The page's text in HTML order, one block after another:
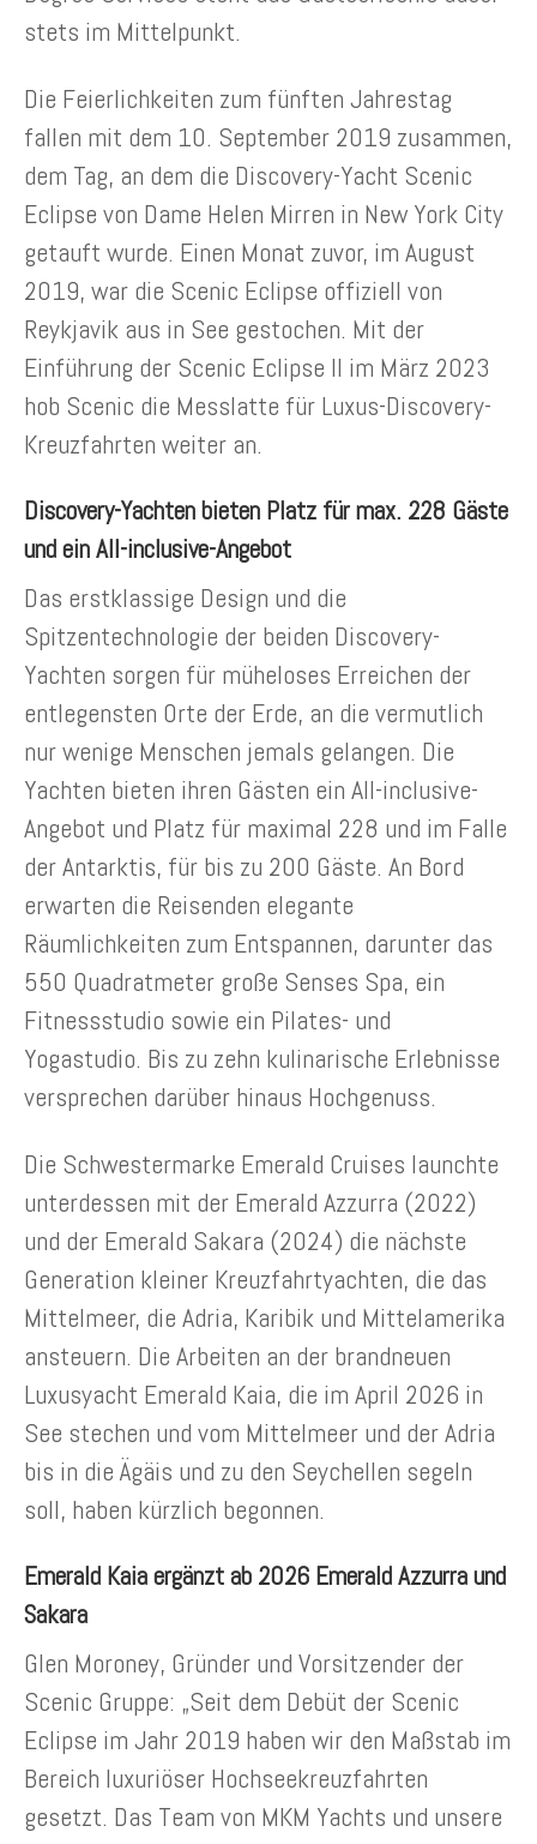
stets im Mittelpunkt.
Die Feierlichkeiten zum fünften Jahrestag
fallen mit dem 10. September 2019 zusammen,
dem Tag, an dem die Discovery-Yacht Scenic
Eclipse von Dame Helen Mirren in New York City
getauft wurde. Einen Monat zuvor, im August
2019, war die Scenic Eclipse offiziell von
Reykjavik aus in See gestochen. Mit der
Einführung der Scenic Eclipse II im März 2023
hob Scenic die Messlatte für Luxus-Discovery-
Kreuzfahrten weiter an.
Discovery-Yachten bieten Platz für max. 228 Gäste
und ein All-inclusive-Angebot
Das erstklassige Design und die
Spitzentechnologie der beiden Discovery-
Yachten sorgen für müheloses Erreichen der
entlegensten Orte der Erde, an die vermutlich
nur wenige Menschen jemals gelangen. Die
Yachten bieten ihren Gästen ein All-inclusive-
Angebot und Platz für maximal 228 und im Falle
der Antarktis, für bis zu 200 Gäste. An Bord
erwarten die Reisenden elegante
Räumlichkeiten zum Entspannen, darunter das
550 Quadratmeter große Senses Spa, ein
Fitnessstudio sowie ein Pilates- und
Yogastudio. Bis zu zehn kulinarische Erlebnisse
versprechen darüber hinaus Hochgenuss.
Die Schwestermarke Emerald Cruises launchte
unterdessen mit der Emerald Azzurra (2022)
und der Emerald Sakara (2024) die nächste
Generation kleiner Kreuzfahrtyachten, die das
Mittelmeer, die Adria, Karibik und Mittelamerika
ansteuern. Die Arbeiten an der brandneuen
Luxusyacht Emerald Kaia, die im April 2026 in
See stechen und vom Mittelmeer und der Adria
bis in die Ägäis und zu den Seychellen segeln
soll, haben kürzlich begonnen.
Emerald Kaia ergänzt ab 2026 Emerald Azzurra und
Sakara
Glen Moroney, Gründer und Vorsitzender der
Scenic Gruppe: „Seit dem Debüt der Scenic
Eclipse im Jahr 2019 haben wir den Maßstab im
Bereich luxuriöser Hochseekreuzfahrten
gesetzt. Das Team von MKM Yachts und unsere